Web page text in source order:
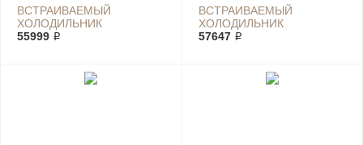
ВСТРАИВАЕМЫЙ
ХОЛОДИЛЬНИК
ELECTROLUX ENN 93153
55999 ₽
ВСТРАИВАЕМЫЙ
ХОЛОДИЛЬНИК
ELECTROLUX ERC 2395
57647 ₽